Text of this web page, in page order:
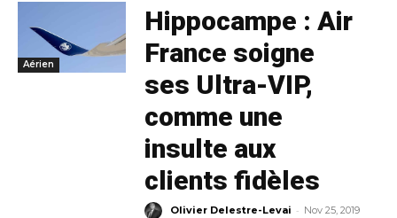
Aérien
Hippocampe : Air
France soigne
ses Ultra-VIP,
comme une
insulte aux
clients fidèles
Olivier Delestre-Levai - Nov 25, 2019